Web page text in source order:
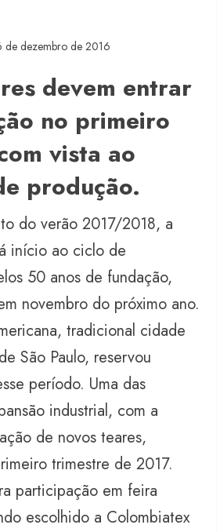
de dezembro de 2016
devem entrar
no primeiro
vista ao
produção.
do verão 2017/2018, a
início ao ciclo de
50 anos de fundação,
novembro do próximo ano.
tradicional cidade
São Paulo, reservou
período. Uma das
industrial, com a
de novos teares,
trimestre de 2017.
participação em feira
escolhido a Colombiatex